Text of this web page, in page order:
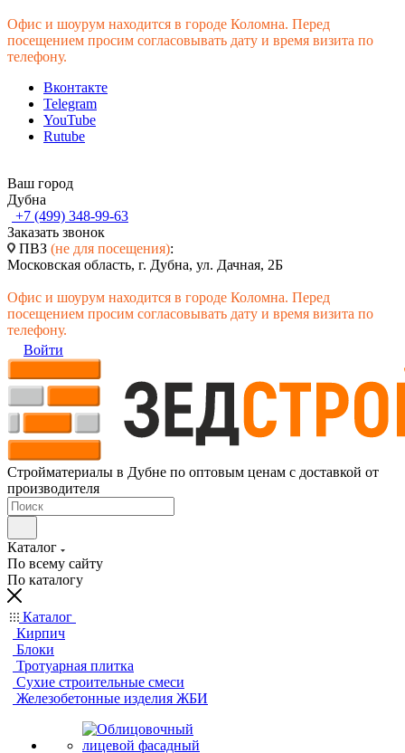
Офис и шоурум находится в городе Коломна. Перед
посещением просим согласовывать дату и время визита по
телефону.
Вконтакте
Telegram
YouTube
Rutube
Ваш город
Дубна
+7 (499) 348-99-63
Заказать звонок
ПВЗ (не для посещения):
Московская область, г. Дубна, ул. Дачная, 2Б
Офис и шоурум находится в городе Коломна. Перед
посещением просим согласовывать дату и время визита по
телефону.
Войти
Стройматериалы в Дубне по оптовым ценам с доставкой от
производителя
Каталог
По всему сайту
По каталогу
Каталог
Кирпич
Блоки
Тротуарная плитка
Сухие строительные смеси
Железобетонные изделия ЖБИ